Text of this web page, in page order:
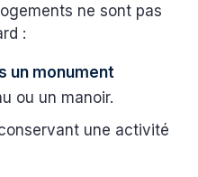
ne sont pas
:
un monument
ou un manoir.
une activité